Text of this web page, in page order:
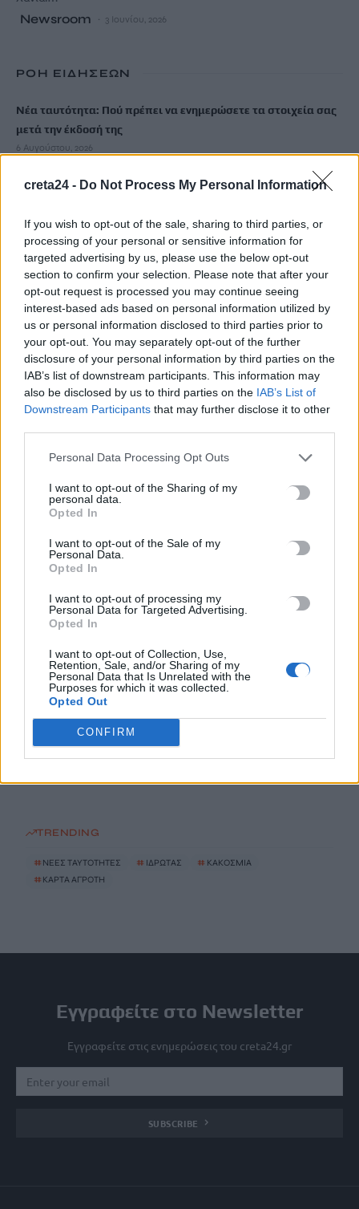
creta24 - Do Not Process My Personal Information
If you wish to opt-out of the sale, sharing to third parties, or
processing of your personal or sensitive information for
targeted advertising by us, please use the below opt-out
section to confirm your selection. Please note that after your
opt-out request is processed you may continue seeing
interest-based ads based on personal information utilized by
us or personal information disclosed to third parties prior to
your opt-out. You may separately opt-out of the further
disclosure of your personal information by third parties on the
IAB’s list of downstream participants. This information may
also be disclosed by us to third parties on the IAB’s List of
Downstream Participants that may further disclose it to other
Personal Data Processing Opt Outs
I want to opt-out of the Sharing of my
personal data.
Opted In
I want to opt-out of the Sale of my
Personal Data.
Opted In
I want to opt-out of processing my
Personal Data for Targeted Advertising.
Opted In
I want to opt-out of Collection, Use,
Retention, Sale, and/or Sharing of my
Personal Data that Is Unrelated with the
Purposes for which it was collected.
Opted Out
CONFIRM
Newsroom 3 Ιουνίου, 2026
ΡΟΗ ΕΙΔΗΣΕΩΝ
Νέα ταυτότητα: Πού πρέπει να ενημερώσετε τα στοιχεία σας
μετά την έκδοσή της
6 Αυγούστου, 2026
Ιδρώτας και διατροφή το καλοκαίρι: Ποιες τροφές προκαλούν
6 Αυγούστου, 2026
Κάρτα Αγρότη: Τι αλλάζει από 28 Αυγούστου για τις
χρηματοδοτήσεις
6 Αυγούστου, 2026
Νέα χρηματοδότηση 1,5 εκατ. ευρώ για διαπλάτυνση του
Αγιοβασιλιώτικου Παραλιακού Δρόμου
6 Αυγούστου, 2026
90χρονου που εντοπίστηκε μέσα σε καταψύκτη
Το Αρκαλοχώρι γιόρτασε τον Προστάτη και Πολιούχο του
6 Αυγούστου, 2026
ευλογιά των αιγοπροβάτων
6 Αυγούστου, 2026
Έκτακτο επίδομα παιδιού: Ποιοι πάνε ταμείο
6 Αυγούστου, 2026
ΟΠΕΚΑ: Νέα πληρωμή στις 7 Αυγούστου για τρίτεκνες και
TRENDING
# ΝΕΕΣ ΤΑΥΤΟΤΗΤΕΣ # ΙΔΡΩΤΑΣ # ΚΑΚΟΣΜΙΑ
# ΚΑΡΤΑ ΑΓΡΟΤΗ
Εγγραφείτε στο Newsletter
Εγγραφείτε στις ενημερώσεις του creta24.gr
SUBSCRIBE